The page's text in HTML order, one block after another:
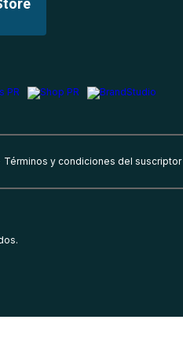
Términos y condiciones del suscriptor